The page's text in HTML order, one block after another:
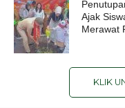
Ajak
Merawat
KLIK